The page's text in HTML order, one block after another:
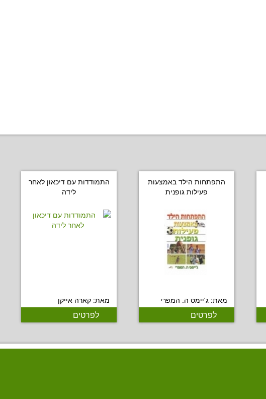
התפתחות הילד באמצעות
פעילות גופנית
מאת: ג'יימס ה. המפרי
לפרטים
התמודדות עם דיכאון לאחר
לידה
מאת: קארה אייקן
לפרטים